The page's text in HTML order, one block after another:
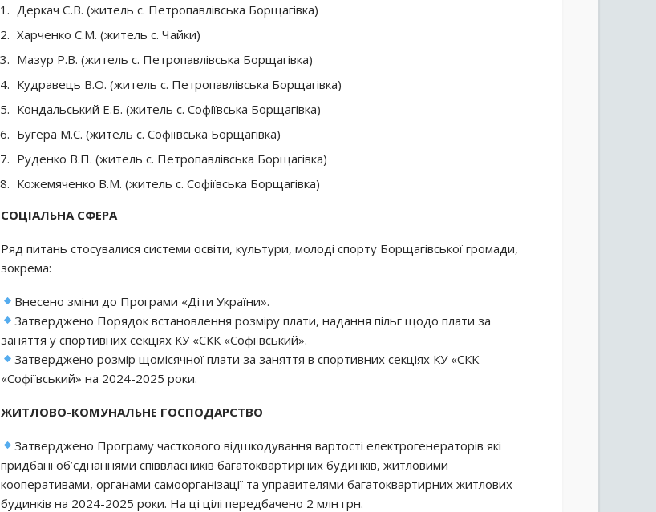
Деркач Є.В. (житель с. Петропавлівська Борщагівка)
Харченко С.М. (житель с. Чайки)
Мазур Р.В. (житель с. Петропавлівська Борщагівка)
Кудравець В.О. (житель с. Петропавлівська Борщагівка)
Кондальський Е.Б. (житель с. Софіївська Борщагівка)
Бугера М.С. (житель с. Софіївська Борщагівка)
Руденко В.П. (житель с. Петропавлівська Борщагівка)
Кожемяченко В.М. (житель с. Софіївська Борщагівка)
СОЦІАЛЬНА СФЕРА
Ряд питань стосувалися системи освіти, культури, молоді спорту Борщагівської громади,
зокрема:
Внесено зміни до Програми «Діти України».
Затверджено Порядок встановлення розміру плати, надання пільг щодо плати за
заняття у спортивних секціях КУ «СКК «Софіївський».
Затверджено розмір щомісячної плати за заняття в спортивних секціях КУ «СКК
«Софіївський» на 2024-2025 роки.
ЖИТЛОВО-КОМУНАЛЬНЕ ГОСПОДАРСТВО
Затверджено Програму часткового відшкодування вартості електрогенераторів які
придбані об’єднаннями співвласників багатоквартирних будинків, житловими
кооперативами, органами самоорганізації та управителями багатоквартирних житлових
будинків на 2024-2025 роки. На ці цілі передбачено 2 млн грн.